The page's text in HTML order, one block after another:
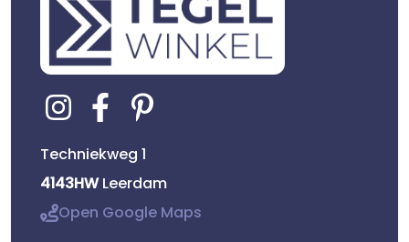
Techniekweg 1
4143HWLeerdam
Open Google Maps